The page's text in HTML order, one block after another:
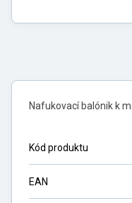
Nafukovací balónik k
Kód produktu
EAN